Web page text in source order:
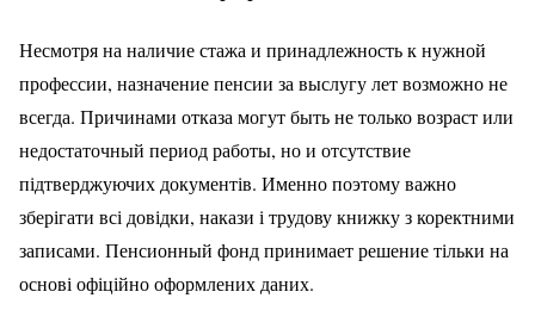
Несмотря на наличие стажа и принадлежность к нужной
профессии, назначение пенсии за выслугу лет возможно не
всегда. Причинами отказа могут быть не только возраст или
недостаточный период работы, но и отсутствие
підтверджуючих документів. Именно поэтому важно
зберігати всі довідки, накази і трудову книжку з коректними
записами. Пенсионный фонд принимает решение тільки на
основі офіційно оформлених даних.